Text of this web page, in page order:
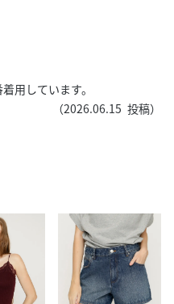
用しています。
（2026.06.15 投稿）